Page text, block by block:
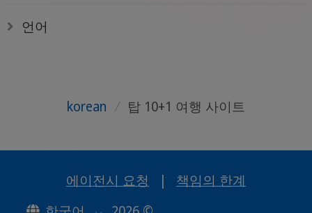
언어
korean / 탑 10+1 여행 사이트
에이전시 요청 |
책임의 한계